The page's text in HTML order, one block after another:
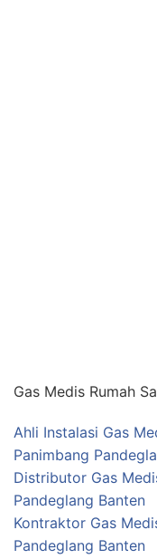
Gas Medis Rumah
Ahli Instalasi Gas
Panimbang
Distributor Gas
Pandeglang Banten
Kontraktor Gas
Pandeglang Banten